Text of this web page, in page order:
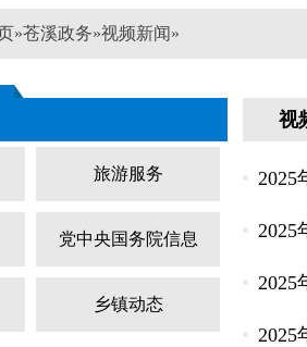
»苍溪政务»视频新闻»
旅游服务
党中央国务院信息
乡镇动态
视
2025
2025
2025
2025